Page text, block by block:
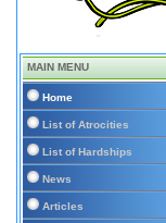
MAIN MENU
Home
List of Atrocities
List of Hardships
News
Articles